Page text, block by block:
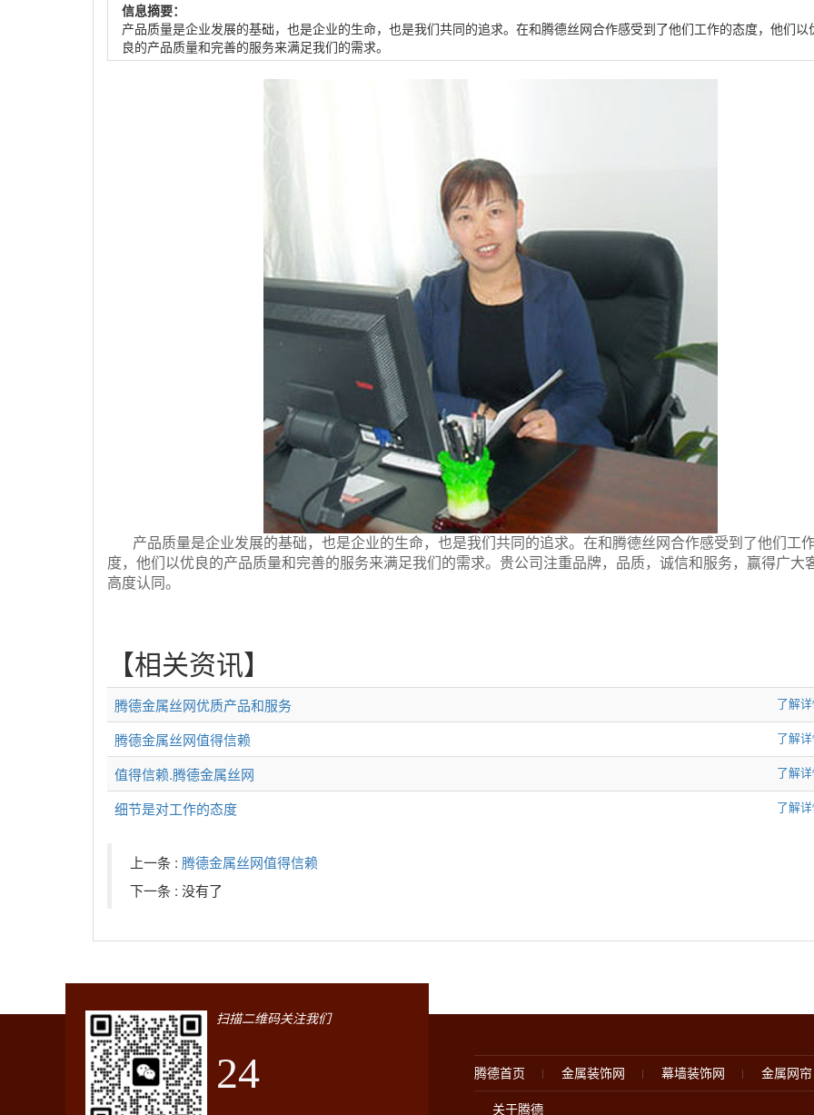
信息摘要：
产品质量是企业发展的基础，也是企业的生命，也是我们共同的追求。在和腾德丝网合作感受到了他们工作的态度，他们以
良的产品质量和完善的服务来满足我们的需求。
产品质量是企业发展的基础，也是企业的生命，也是我们共同的追求。在和腾德丝网合作感受到了他们工
度，他们以优良的产品质量和完善的服务来满足我们的需求。贵公司注重品牌，品质，诚信和服务，赢得广大
高度认同。
【相关资讯】
腾德金属丝网优质产品和服务 了解
腾德金属丝网值得信赖 了解
值得信赖.腾德金属丝网 了解
细节是对工作的态度 了解
上一条 : 腾德金属丝网值得信赖
下一条 : 没有了
扫描二维码关注我们
24 腾德首页 金属装饰网 幕墙装饰网 金属网帘
关于腾德